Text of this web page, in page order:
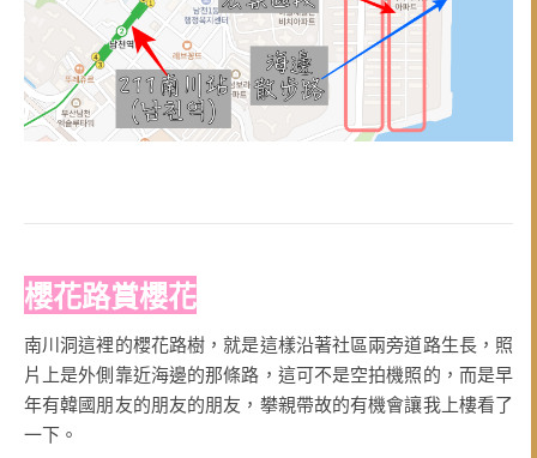
櫻花路賞櫻花
南川洞這裡的櫻花路樹，就是這樣沿著社區兩旁道路生長，照
片上是外側靠近海邊的那條路，這可不是空拍機照的，而是早
年有韓國朋友的朋友的朋友，攀親帶故的有機會讓我上樓看了
一下。